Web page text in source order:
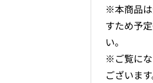
※本商品
すため予
い。
※ご覧に
ございます